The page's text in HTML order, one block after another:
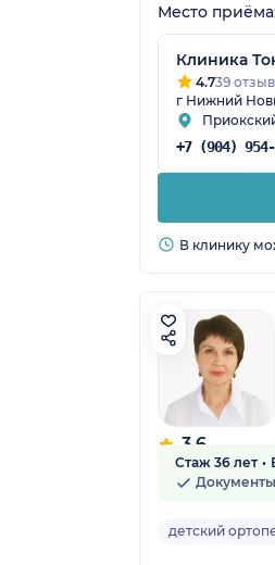
Место
Клиника
4.739
г Нижний
В клинику
3.6
9 отзывов
Стаж 36 лет
детский